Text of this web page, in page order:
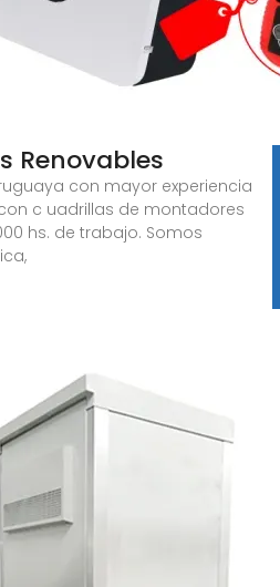
Renovables
con mayor experiencia
c uadrillas de montadores
hs. de trabajo. Somos